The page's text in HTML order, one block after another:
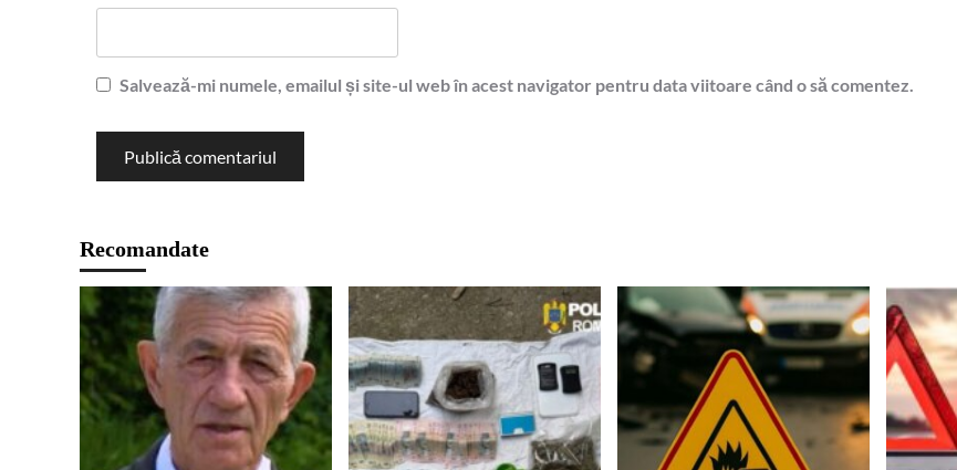
Salvează-mi numele, emailul și site-ul web în acest navigator pentru data viitoare când o să comentez.
Recomandate